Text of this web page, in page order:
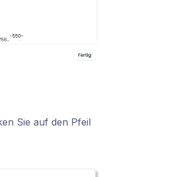
Sie auf den Pfeil